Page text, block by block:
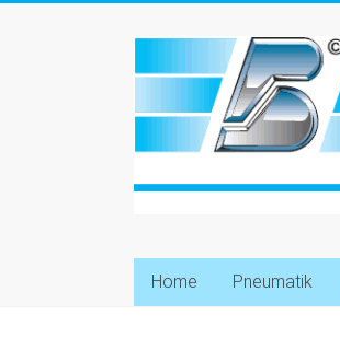
B
e
t
a
u
t
Home Pneumatik